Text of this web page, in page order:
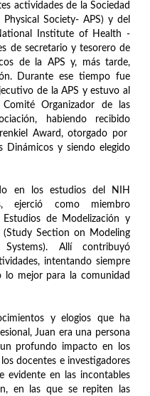
actividades de la Sociedad
Society- APS) y del
Institute of Health -
de secretario y tesorero de
de la APS y, más tarde,
Durante ese tiempo fue
de la APS y estuvo al
Organizador de las
habiendo recibido
Award, otorgado por
Dinámicos y siendo elegido
en los estudios del NIH
ejerció como miembro
de Modelización y
(Study Section on Modeling
Allí contribuyó
intentando siempre
lo mejor para la comunidad
y elogios que ha
Juan era una persona
profundo impacto en los
docentes e investigadores
evidente en las incontables
en las que se repiten las